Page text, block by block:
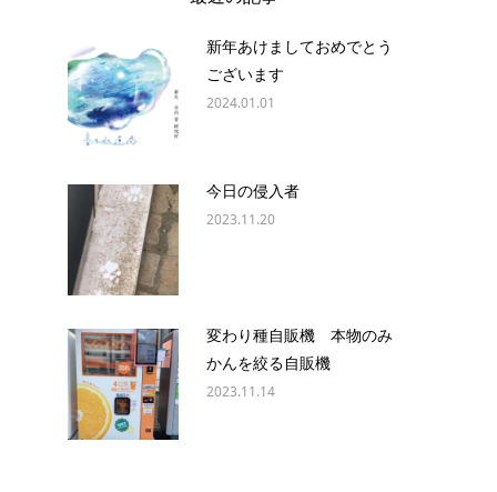
新年あけましておめでとう
ございます
2024.01.01
今日の侵入者
2023.11.20
変わり種自販機 本物のみ
かんを絞る自販機
2023.11.14